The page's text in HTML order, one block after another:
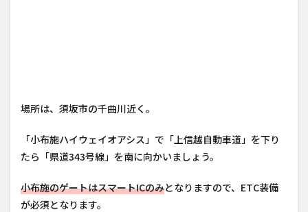
場所は、須坂市の千曲川近く。
「小布施ハイウェイオアシス」で「上信越自動車道」を下り
たら「県道343号線」を南に向かいましょう。
小布施のゲートはスマートICのみとなりますので、ETC装備
が必須となります。